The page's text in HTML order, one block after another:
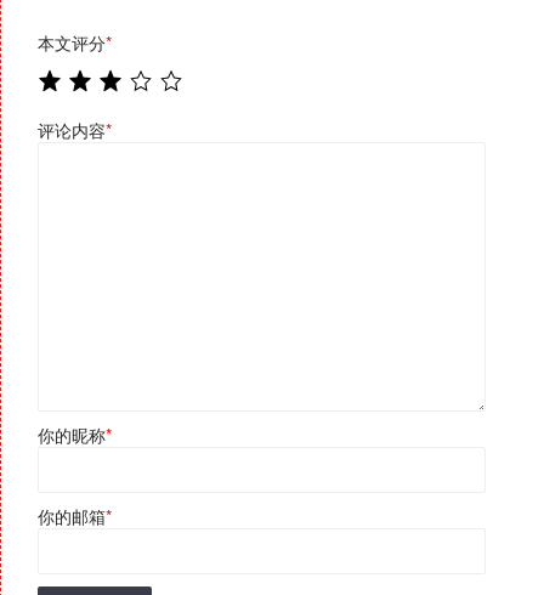
本文评分*
评论内容*
你的昵称*
你的邮箱*